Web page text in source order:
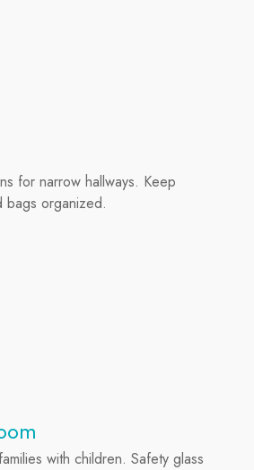
for narrow hallways. Keep
bags organized.
with children. Safety glass